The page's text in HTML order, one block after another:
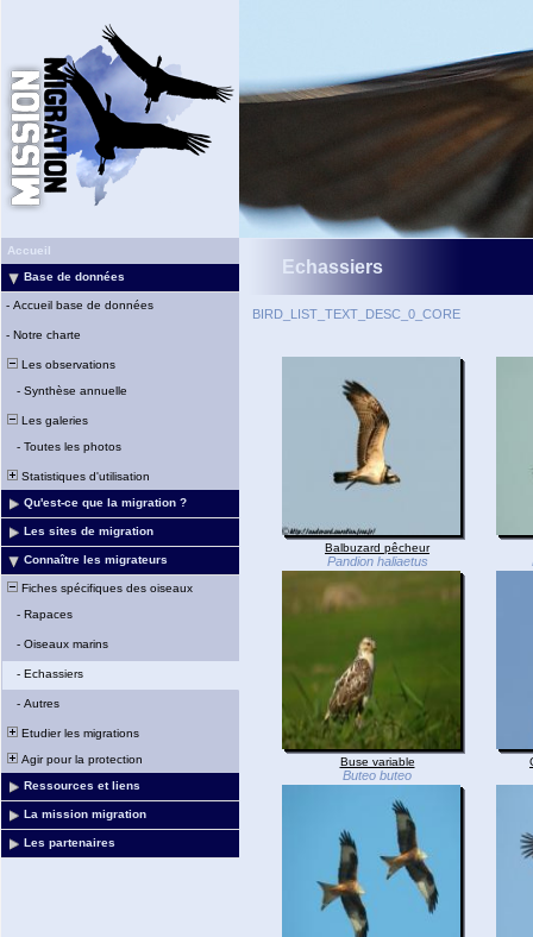
Accueil
Base de données
- Accueil base de données
- Notre charte
Les observations
- Synthèse annuelle
Les galeries
- Toutes les photos
Statistiques d'utilisation
Qu'est-ce que la migration ?
Les sites de migration
Connaître les migrateurs
Fiches spécifiques des oiseaux
- Rapaces
- Oiseaux marins
- Echassiers
- Autres
Etudier les migrations
Agir pour la protection
Ressources et liens
La mission migration
Les partenaires
Echassiers
BIRD_LIST_TEXT_DESC_0_CORE
Balbuzard pêcheur
Pandion haliaetus
Buse variable
Buteo buteo